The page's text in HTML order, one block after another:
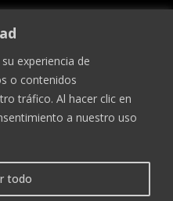
experiencia de
o contenidos
tráfico. Al hacer clic en
a nuestro uso
todo